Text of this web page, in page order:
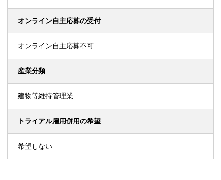
オンライン自主応募の受付
オンライン自主応募不可
産業分類
建物等維持管理業
トライアル雇用併用の希望
希望しない